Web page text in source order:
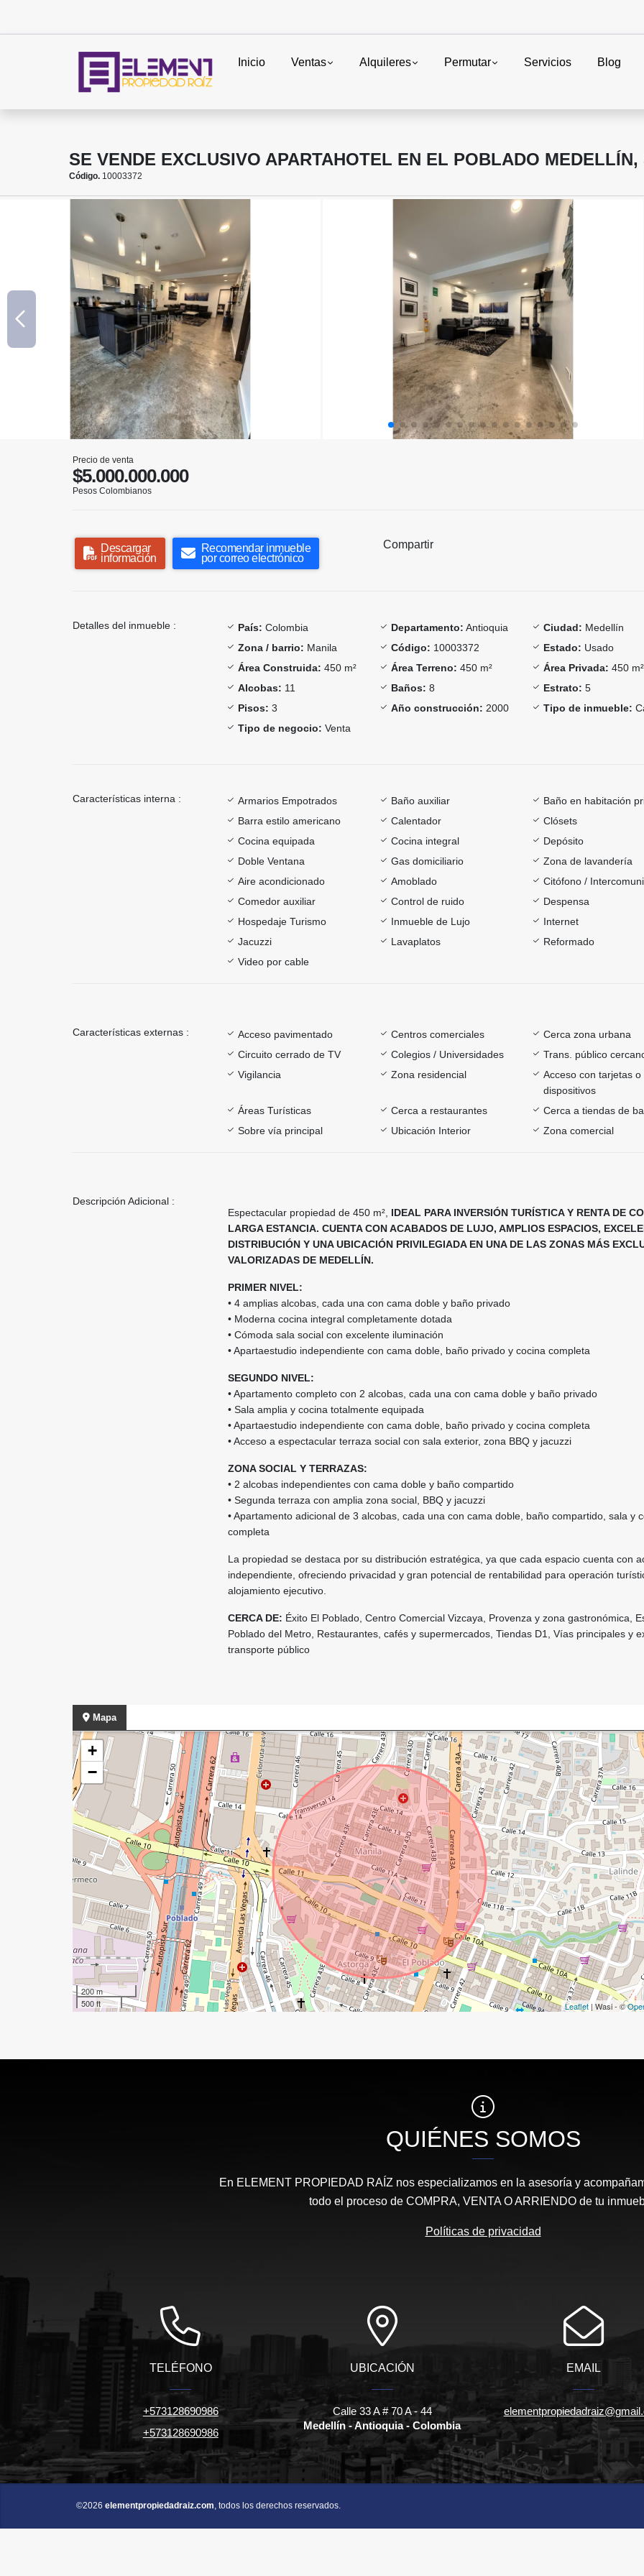
Inicio Ventas Alquileres Permutar Servicios Blog
SE VENDE EXCLUSIVO APARTAHOTEL EN EL POBLADO
Código. 10003372
Precio de venta
$5.000.000.000
Pesos Colombianos
Descargar
información
Recomendar inmueble
por correo electrónico
Compartir
Detalles del inmueble : País: Colombia Departamento: Antioquia Ciudad: Medellín
Zona / barrio: Manila Código: 10003372 Estado: Usado
Área Construida: 450 m² Área Terreno: 450 m² Área Privada: 450 m²
Alcobas: 11 Baños: 8 Estrato: 5
Pisos: 3 Año construcción: 2000 Tipo de inmueble:
Tipo de negocio: Venta
Características interna : Armarios Empotrados Baño auxiliar
Baño en habitación
Barra estilo americano
Calentador
Clósets
Cocina equipada
Cocina integral
Depósito
Doble Ventana
Gas domiciliario
Zona de lavandería
Aire acondicionado
Amoblado
Citófono /
Comedor auxiliar
Control de ruido
Despensa
Hospedaje Turismo
Inmueble de Lujo
Internet
Jacuzzi
Lavaplatos
Reformado
Video por cable
Características externas : Acceso pavimentado Centros comerciales
Cerca zona urbana
Circuito cerrado de TV
Colegios / Universidades
Trans. público
Vigilancia
Zona residencial
Acceso con tarjetas o
dispositivos
Áreas Turísticas
Cerca a restaurantes
Cerca a tiendas de
Sobre vía principal
Ubicación Interior Zona comercial
Descripción Adicional :
Espectacular propiedad de 450 m², IDEAL PARA INVERSIÓN TURÍSTICA Y RENTA DE
LARGA ESTANCIA. CUENTA CON ACABADOS DE LUJO, AMPLIOS ESPACIOS,
DISTRIBUCIÓN Y UNA UBICACIÓN PRIVILEGIADA EN UNA DE LAS ZONAS MÁS
VALORIZADAS DE MEDELLÍN.
PRIMER NIVEL:
• 4 amplias alcobas, cada una con cama doble y baño privado
• Moderna cocina integral completamente dotada
• Cómoda sala social con excelente iluminación
• Apartaestudio independiente con cama doble, baño privado y cocina completa
SEGUNDO NIVEL:
• Apartamento completo con 2 alcobas, cada una con cama doble y baño privado
• Sala amplia y cocina totalmente equipada
• Apartaestudio independiente con cama doble, baño privado y cocina completa
• Acceso a espectacular terraza social con sala exterior, zona BBQ y jacuzzi
ZONA SOCIAL Y TERRAZAS:
• 2 alcobas independientes con cama doble y baño compartido
• Segunda terraza con amplia zona social, BBQ y jacuzzi
• Apartamento adicional de 3 alcobas, cada una con cama doble, baño compartido, sala y
completa
La propiedad se destaca por su distribución estratégica, ya que cada espacio cuenta con
independiente, ofreciendo privacidad y gran potencial de rentabilidad para operación
alojamiento ejecutivo.
CERCA DE: Éxito El Poblado, Centro Comercial Vizcaya, Provenza y zona gastronómica,
Poblado del Metro, Restaurantes, cafés y supermercados, Tiendas D1, Vías principales y
transporte público
Mapa
+
−
200 m
500 ft
Leaflet | Wasi - ©
QUIÉNES SOMOS
En ELEMENT PROPIEDAD RAÍZ nos especializamos en la asesoría y
todo el proceso de COMPRA, VENTA O ARRIENDO de tu
Políticas de privacidad
TELÉFONO
+573128690986
+573128690986
UBICACIÓN
Calle 33 A # 70 A - 44
Medellín - Antioquia - Colombia
EMAIL
©2026 elementpropiedadraiz.com, todos los derechos reservados.